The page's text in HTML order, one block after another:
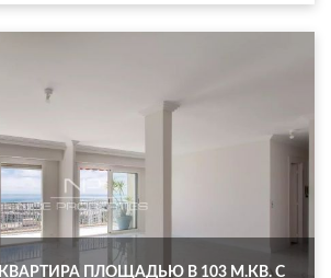
ПЛОЩАДЬЮ В 103 М.КВ. С